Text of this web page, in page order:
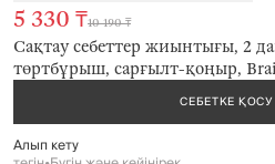
Сақтау себеттер жиынтығы, 2
төртбұрыш, сарғылт-қоңыр,
5 330 ₸10 190 ₸
СЕБЕТКЕ ҚОСУ
Алып кету